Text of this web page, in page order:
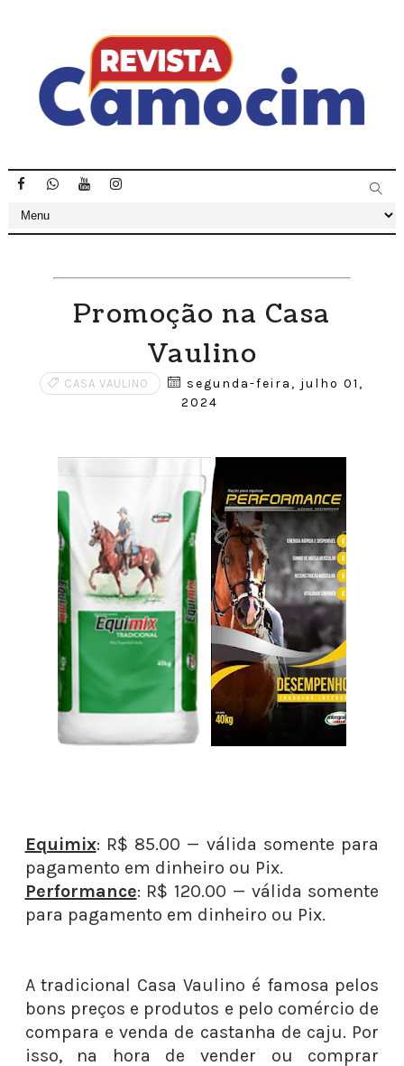
Promoção na Casa
Vaulino
CASA VAULINO
segunda-feira, julho 01,
2024
Equimix: R$ 85.00 — válida somente para
pagamento em dinheiro ou Pix.
Performance: R$ 120.00 — válida somente
para pagamento em dinheiro ou Pix.
A tradicional Casa Vaulino é famosa pelos
bons preços e produtos e pelo comércio de
compara e venda de castanha de caju. Por
isso, na hora de vender ou comprar